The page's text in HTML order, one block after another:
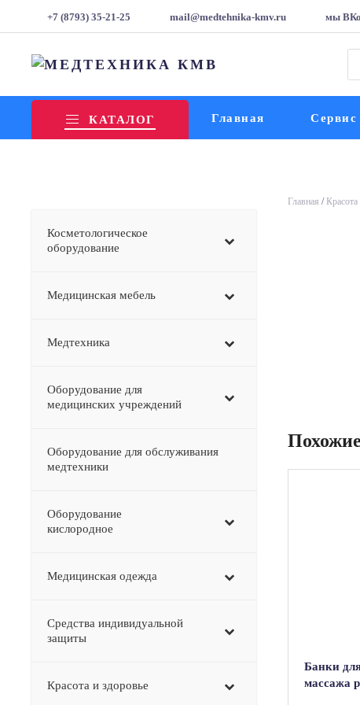
+7 (8793) 35-21-25 mail@medtehnika-kmv.ru мы
КАТАЛОГ Главная Сервис
Главная /
Банки
массажа
Косметологическое
оборудование
Медицинская мебель
Медтехника
Оборудование для
медицинских учреждений
Оборудование для обслуживания
медтехники
Оборудование
кислородное
–
Медицинская одежда
Средства индивидуальной
защиты
Красота и здоровье